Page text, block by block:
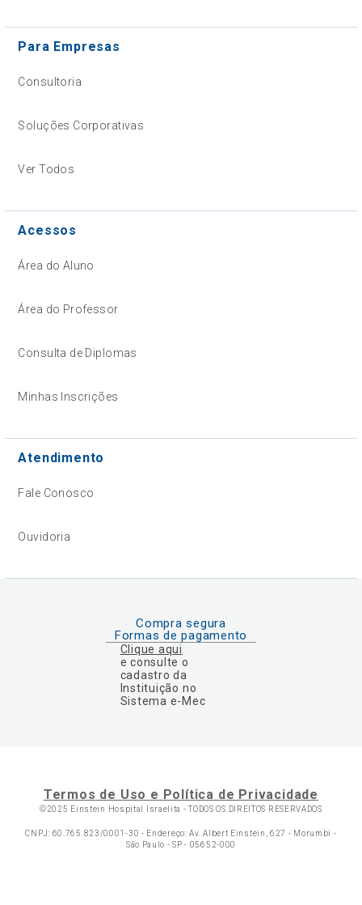
Para Empresas
Consultoria
Soluções Corporativas
Ver Todos
Acessos
Área do Aluno
Área do Professor
Consulta de Diplomas
Minhas Inscrições
Atendimento
Fale Conosco
Ouvidoria
Compra segura
Formas de pagamento
Clique aqui
e consulte o
cadastro da
Instituição no
Sistema e-Mec
Termos de Uso e Política de Privacidade
©2025 Einstein Hospital Israelita -TODOS OS DIREITOS RESERVADOS
CNPJ: 60.765.823/0001-30 - Endereço: Av. Albert Einstein, 627 - Morumbi -
São Paulo - SP - 05652-000